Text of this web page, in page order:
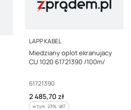
PRODUCENT
LAPP KABEL
Miedziany oplot ekranujacy
CU 1020 61721390 /100m/
Kod producenta
61721390
Cena brutto
2 485,70 zł
w tym %s VAT
w tym 23% VAT